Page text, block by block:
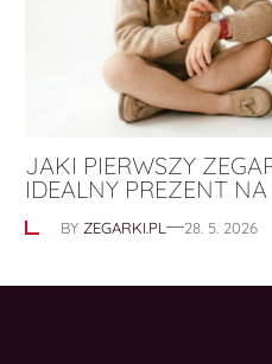
JAKI PIERWSZY
IDEALNY PREZENT
BY ZEGARKI.PL 28. 5. 2026